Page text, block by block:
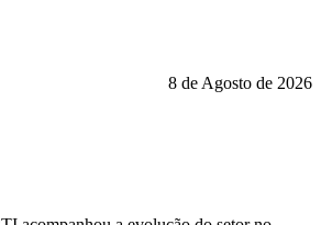
8 de Agosto de 2026